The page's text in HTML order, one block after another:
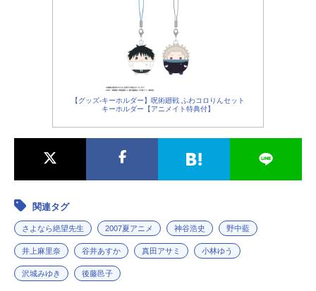
霧：谷井あすか常月まとい：真田ア
サミ木村カエレ：小林ゆう関内・マ
リア・太郎：沢城みゆき小節あび
る：後藤邑子日塔奈美：新谷良子藤
里久遠准：水島大宙糸色倫：矢島晶
子一...
年11月17日（火）下：2010年2月17
日（水）話数全2巻キャスト糸色望：
神谷浩史風浦可符香：野中藍木津千
里：井上麻里奈小森霧：谷井あすか
レ：小林ゆう関内・マリア・太郎：
沢城みゆき小節あびる：後藤邑子日
塔奈美：新谷良子藤吉晴美：松来未
沙緒里臼井影郎：上田燿司久遠准：
【グッズ-キーホルダー】呪術廻戦 ふわコロりんセット
キーホルダー【アニメイト特典付】
関連タグ
さよなら絶望先生 2007夏アニメ 神谷浩史 野中藍
井上麻里奈 谷井あすか 真田アサミ 小林ゆう
沢城みゆき 後藤邑子